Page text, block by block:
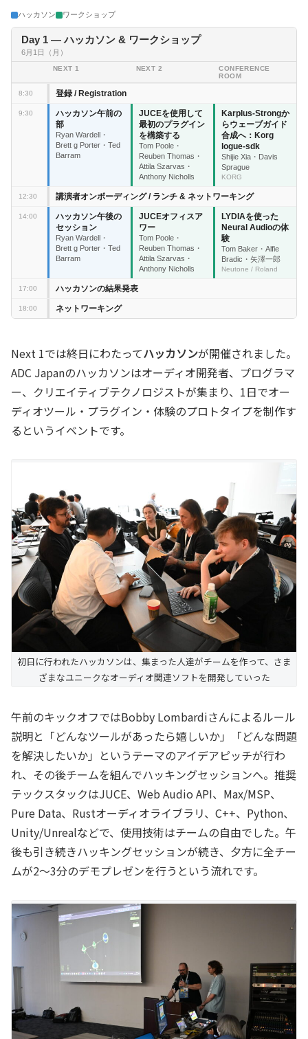
Next 1では終日にわたってハッカソンが開催されました。
ADC Japanのハッカソンはオーディオ開発者、プログラマ
ー、クリエイティブテクノロジストが集まり、1日でオー
ディオツール・プラグイン・体験のプロトタイプを制作す
るというイベントです。
初日に行われたハッカソンは、集まった人達がチームを作って、さま
ざまなユニークなオーディオ関連ソフトを開発していった
午前のキックオフではBobby Lombardiさんによるルール
説明と「どんなツールがあったら嬉しいか」「どんな問題
を解決したいか」というテーマのアイデアピッチが行わ
れ、その後チームを組んでハッキングセッションへ。推奨
テックスタックはJUCE、Web Audio API、Max/MSP、
Pure Data、Rustオーディオライブラリ、C++、Python、
Unity/Unrealなどで、使用技術はチームの自由でした。午
後も引き続きハッキングセッションが続き、夕方に全チー
ムが2〜3分のデモプレゼンを行うという流れです。